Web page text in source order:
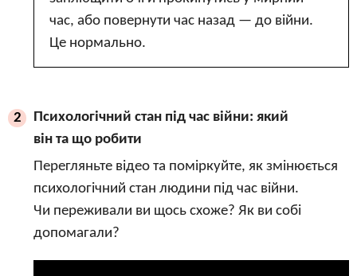
час, або повернути час назад — до війни.
Це нормально.
2
Психологічний стан під час війни: який
він та що робити
Перегляньте відео та поміркуйте, як змінюється
психологічний стан людини під час війни.
Чи переживали ви щось схоже? Як ви собі
допомагали?